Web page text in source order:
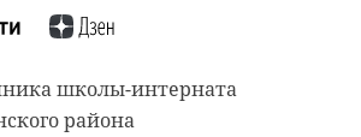
школы-интерната
района